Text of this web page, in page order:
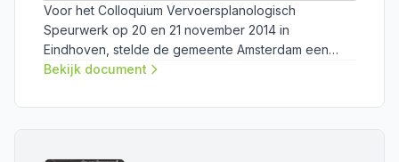
Voor het Colloquium Vervoersplanologisch
Speurwerk op 20 en 21 november 2014 in
Eindhoven, stelde de gemeente Amsterdam een
paper op over de maatschappelijke waarde van de
Bekijk document